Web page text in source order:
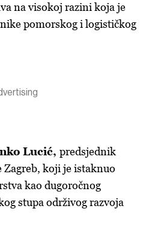
na visokoj razini koja je
pomorskog i logističkog
Lucić, predsjednik
koji je istaknuo
kao dugoročnog
stupa održivog razvoja